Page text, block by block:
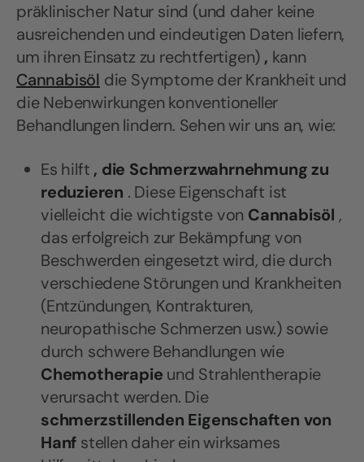
präklinischer Natur sind (und daher keine
ausreichenden und eindeutigen Daten liefern,
um ihren Einsatz zu rechtfertigen) , kann
Cannabisöl die Symptome der Krankheit und
die Nebenwirkungen konventioneller
Behandlungen lindern. Sehen wir uns an, wie:
Es hilft , die Schmerzwahrnehmung zu
reduzieren . Diese Eigenschaft ist
vielleicht die wichtigste von Cannabisöl ,
das erfolgreich zur Bekämpfung von
Beschwerden eingesetzt wird, die durch
verschiedene Störungen und Krankheiten
(Entzündungen, Kontrakturen,
neuropathische Schmerzen usw.) sowie
durch schwere Behandlungen wie
Chemotherapie und Strahlentherapie
verursacht werden. Die
schmerzstillenden Eigenschaften von
Hanf stellen daher ein wirksames